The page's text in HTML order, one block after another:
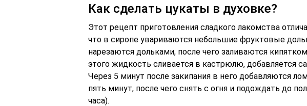
Как сделать цукаты в духовке?
Этот рецепт приготовления сладкого лакомства
что в сиропе увариваются небольшие фруктовые
нарезаются дольками, после чего заливаются
этого жидкость сливается в кастрюлю, добавляется
Через 5 минут после закипания в него добавляются
пять минут, после чего снять с огня и подождать до
часа).